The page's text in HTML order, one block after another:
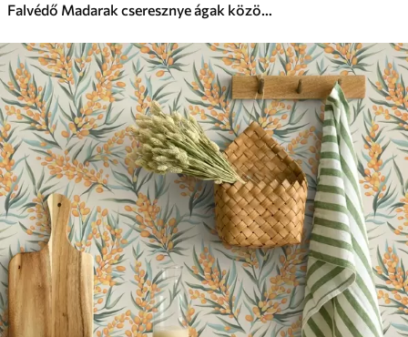
Falvédő Madarak cseresznye ágak között piros bogyókkal